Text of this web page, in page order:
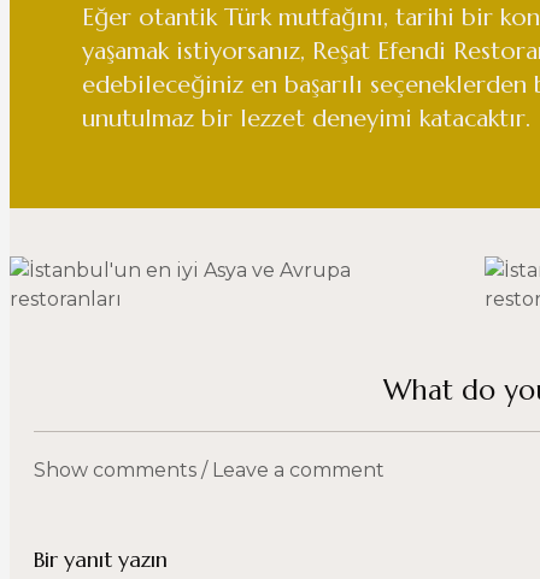
Eğer otantik Türk mutfağını, tarihi bir
yaşamak istiyorsanız, Reşat Efendi
edebileceğiniz en başarılı
unutulmaz bir lezzet deneyimi katacaktır.
What do
Show comments / Leave a comment
Bir yanıt yazın